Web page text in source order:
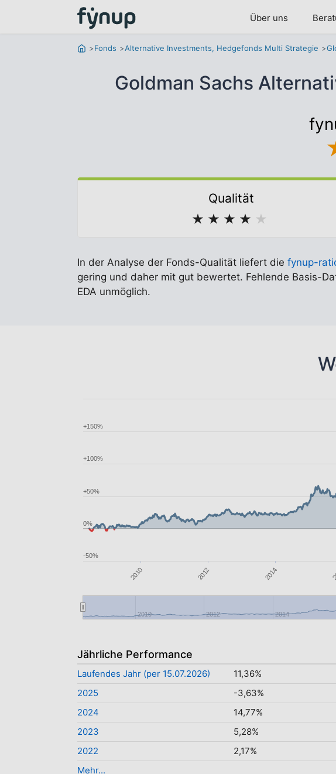
Über uns
Fonds Alternative Investments, Hedgefonds Multi Strategie
Goldman Sachs
Qualität
★ ★ ★ ★ ★
In der Analyse der Fonds-Qualität liefert die fynup-
gering und daher mit gut bewertet. Fehlende Basis-
EDA unmöglich.
2010 2012 2014
2010 2012 2014
-50%
0%
+50%
+100%
+150%
Jährliche Performance
Laufendes Jahr (per 15.07.2026)
11,36%
2025
-3,63%
2024
14,77%
2023
5,28%
2022
2,17%
Mehr...